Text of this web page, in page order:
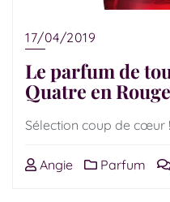
17/04/2019
Le parfum de
Quatre en
Sélection coup de cœur !
Angie Parfum